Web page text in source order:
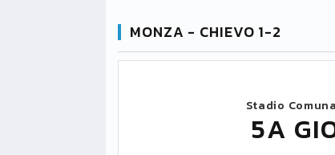
MONZA - CHIEVO 1-2
Stadio
5A